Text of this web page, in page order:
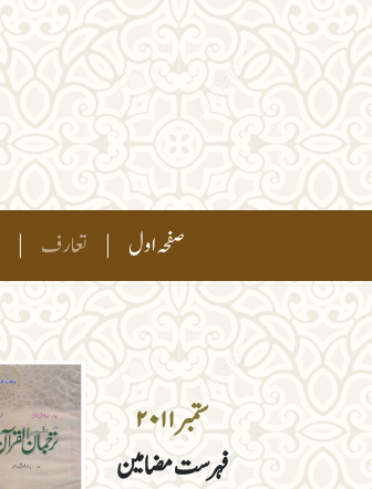
صفحہ اول | تعارف |
ستمبر ۲۰۱۱
فہرست مضامین